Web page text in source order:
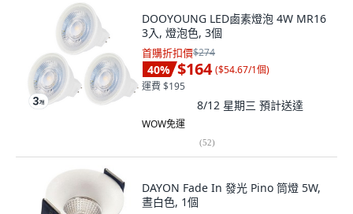
DOOYOUNG LED鹵素燈泡 4W MR16
3入, 燈泡色, 3個
首購折扣價$274
40% $164 ($54.67/1個)
運費 $195
8/12 星期三 預計送達
WOW免運
(52)
DAYON Fade In 發光 Pino 筒燈 5W,
晝白色, 1個